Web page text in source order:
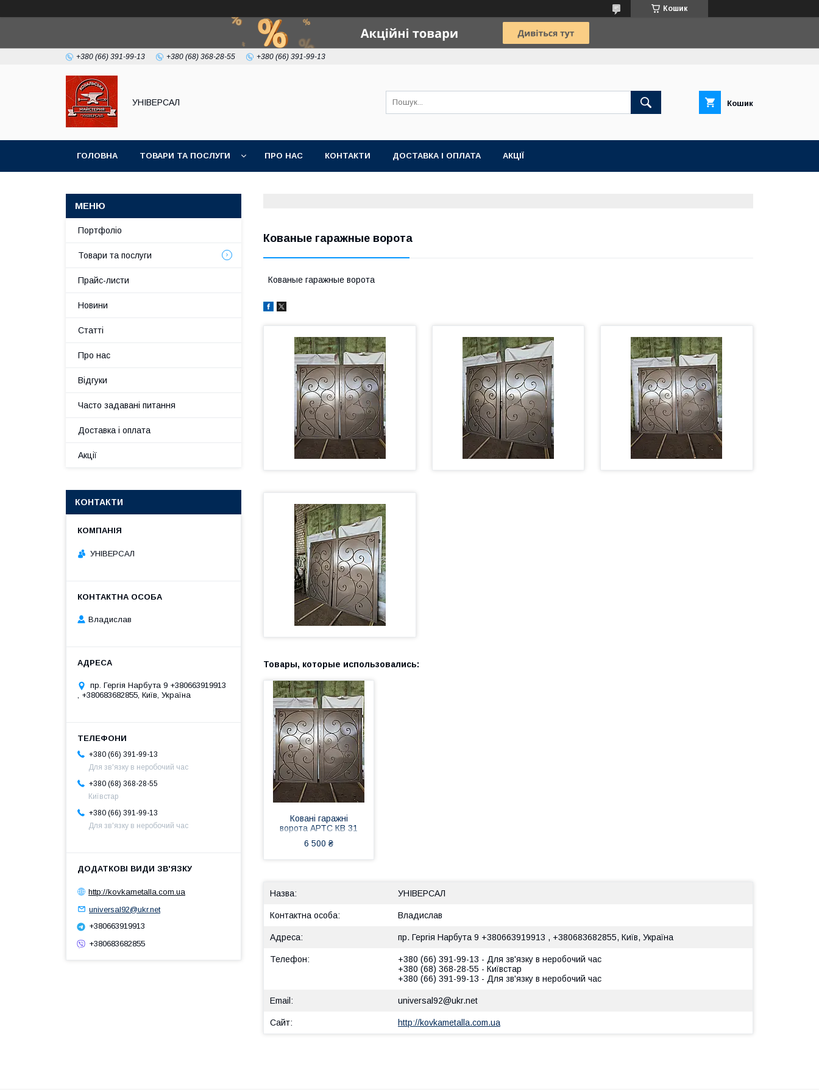
Кошик
+380 (66) 391-99-13 +380 (68) 368-28-55 +380 (66) 391-99-13
УНІВЕРСАЛ Кошик
ГОЛОВНА ТОВАРИ ТА ПОСЛУГИ ПРО НАС КОНТАКТИ ДОСТАВКА І ОПЛАТА АКЦІЇ
Кованые гаражные ворота
Кованые гаражные ворота
Ковані гаражні
ворота АРТС КВ 31
6 500 ₴
УНІВЕРСАЛ
Владислав
пр. Гергія Нарбута 9 +380663919913 , +380683682855, Київ, Україна
+380 (66) 391-99-13
Для зв'язку в неробочий час
+380 (68) 368-28-55
Київстар
+380 (66) 391-99-13
Для зв'язку в неробочий час
universal92@ukr.net
http://kovkametalla.com.ua
Портфоліо
Товари та послуги
Прайс-листи
Новини
Статті
Про нас
Відгуки
Часто задавані питання
Доставка і оплата
Акції
КОНТАКТИ
УНІВЕРСАЛ
Владислав
пр. Гергія Нарбута 9 +380663919913
, +380683682855, Київ, Україна
+380 (66) 391-99-13
Для зв'язку в неробочий час
+380 (68) 368-28-55
Київстар
+380 (66) 391-99-13
Для зв'язку в неробочий час
http://kovkametalla.com.ua
universal92@ukr.net
+380663919913
+380683682855